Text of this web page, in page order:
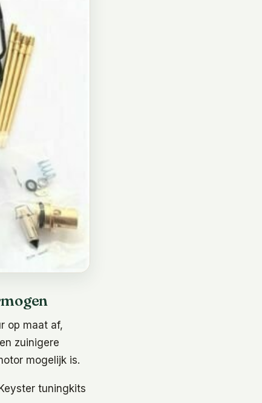
op maat af,
zuinigere
mogelijk is.
tuningkits